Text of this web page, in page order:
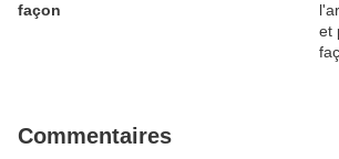
façon
Commentaires